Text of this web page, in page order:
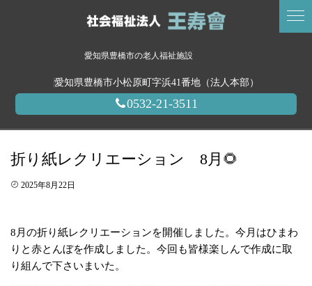
愛知県豊橋市の老人福祉施設
愛知県豊橋市小松原町字浜41番地（法人本部）
0532-21-3511
折り紙レクリエーション 8月🌻
2025年8月22日
8月の折り紙レクリエーションを開催しました。今月はひまわ
りと赤とんぼを作成しました。今回も皆様楽しんで作成に取
り組んで下さいまいた。